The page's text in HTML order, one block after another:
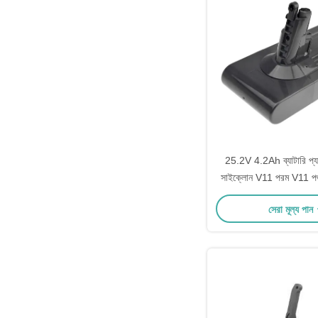
25.2V 4.2Ah ব্যাটারি
সাইক্লোন V11 পরম V11
V11 পরম প্রো V11 পরম
অতিরিক্ত V11
সেরা মূল্য পান